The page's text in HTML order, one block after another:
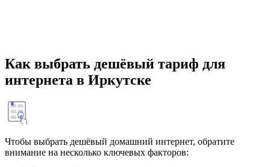
Как выбрать дешёвый тариф для
интернета в Иркутске
Чтобы выбрать дешёвый домашний интернет, обратите
внимание на несколько ключевых факторов: